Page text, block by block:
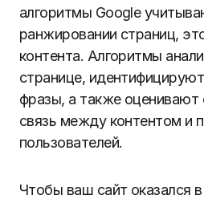
алгоритмы Google
ранжировании страниц,
контента. Алгоритмы
странице,
фразы, а также оценивают
связь между контентом и
пользователей.
Чтобы ваш сайт оказался